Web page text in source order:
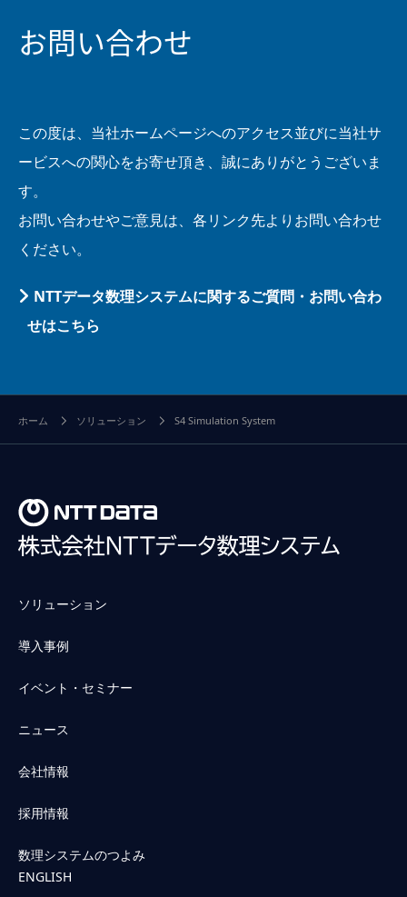
お問い合わせ
この度は、当社ホームページへのアクセス並びに当社サ
ービスへの関心をお寄せ頂き、誠にありがとうございま
す。
お問い合わせやご意見は、各リンク先よりお問い合わせ
ください。
NTTデータ数理システムに関するご質問・お問い合わ
せはこちら
ホーム ソリューション S4 Simulation System
ソリューション
導入事例
イベント・セミナー
ニュース
会社情報
採用情報
数理システムのつよみ
ENGLISH